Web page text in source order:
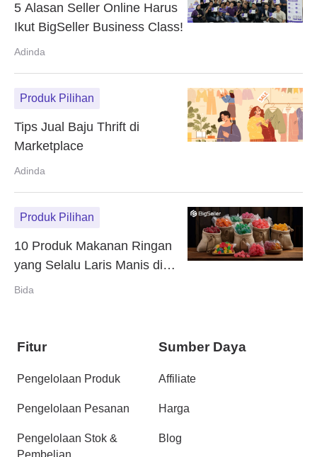
5 Alasan Seller Online Harus
Ikut BigSeller Business Class!
Adinda
Produk Pilihan
Tips Jual Baju Thrift di
Marketplace
Adinda
Produk Pilihan
10 Produk Makanan Ringan
yang Selalu Laris Manis di
Shopee
Bida
Fitur
Pengelolaan Produk
Pengelolaan Pesanan
Pengelolaan Stok &
Pembelian
Sumber Daya
Affiliate
Harga
Blog